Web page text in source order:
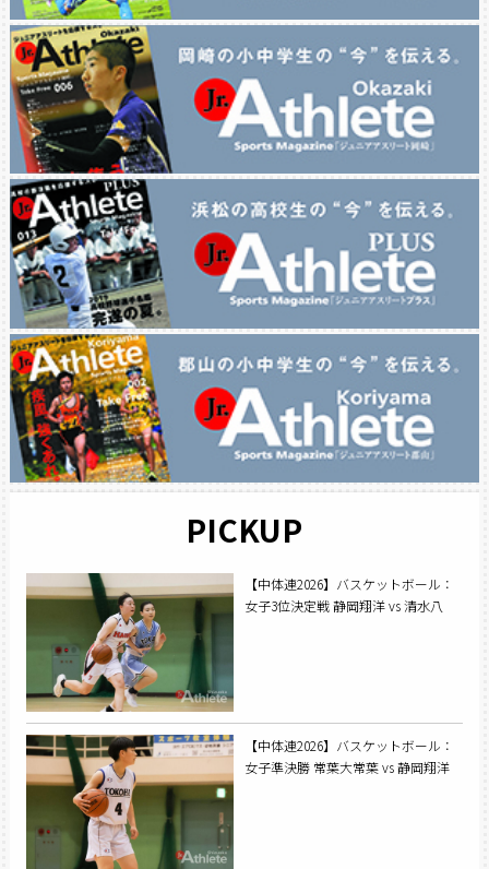
PICKUP
【中体連2026】バスケットボール：
女子3位決定戦 静岡翔洋 vs 清水八
【中体連2026】バスケットボール：
女子準決勝 常葉大常葉 vs 静岡翔洋